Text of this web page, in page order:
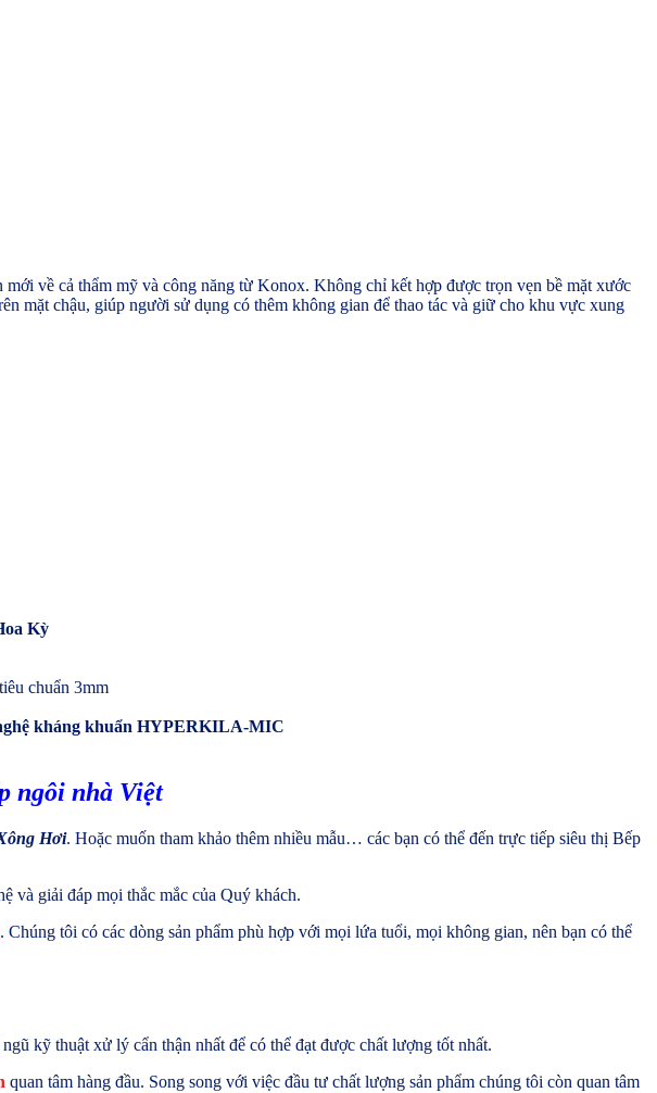
về cả thẩm mỹ và công năng từ Konox. Không chỉ kết hợp được trọn vẹn bề mặt xước
mặt chậu, giúp người sử dụng có thêm không gian để thao tác và giữ cho khu vực xung
Kỳ
chuẩn 3mm
kháng khuẩn HYPERKILA-MIC
ngôi nhà Việt
Hơi. Hoặc muốn tham khảo thêm nhiều mẫu… các bạn có thể đến trực tiếp siêu thị Bếp
và giải đáp mọi thắc mắc của Quý khách.
. Chúng tôi có các dòng sản phẩm phù hợp với mọi lứa tuổi, mọi không gian, nên bạn có thể
kỹ thuật xử lý cẩn thận nhất để có thể đạt được chất lượng tốt nhất.
quan tâm hàng đầu. Song song với việc đầu tư chất lượng sản phẩm chúng tôi còn quan tâm